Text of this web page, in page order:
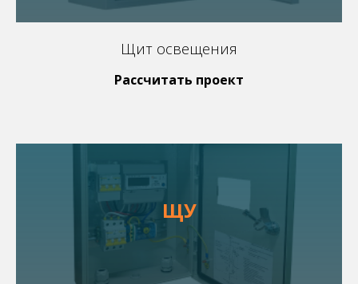
Щит освещения
Рассчитать проект
ЩУ